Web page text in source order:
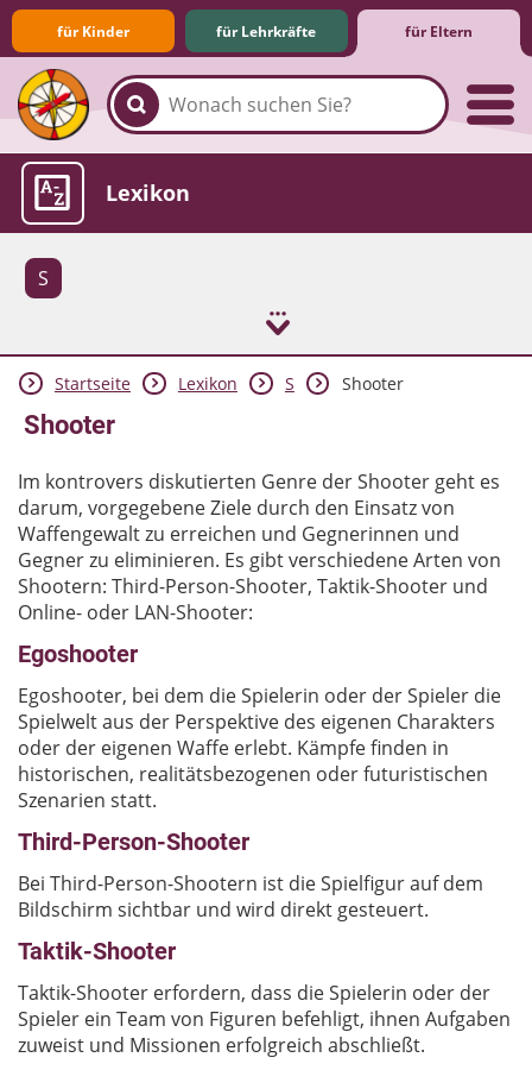
für Kinder für Lehrkräfte für Eltern
Familie & Medien
Spieletipps & Lernsoftware
Die Jüngsten im Netz
Lexikon
S
Aktuelles
Startseite Lexikon S Shooter
Shooter
Im kontrovers diskutierten Genre der Shooter geht es
darum, vorgegebene Ziele durch den Einsatz von
Waffengewalt zu erreichen und Gegnerinnen und
Gegner zu eliminieren. Es gibt verschiedene Arten von
Shootern: Third-Person-Shooter, Taktik-Shooter und
Online- oder LAN-Shooter:
Egoshooter
Egoshooter, bei dem die Spielerin oder der Spieler die
Spielwelt aus der Perspektive des eigenen Charakters
oder der eigenen Waffe erlebt. Kämpfe finden in
historischen, realitätsbezogenen oder futuristischen
Szenarien statt.
Third-Person-Shooter
Bei Third-Person-Shootern ist die Spielfigur auf dem
Bildschirm sichtbar und wird direkt gesteuert.
Taktik-Shooter
Taktik-Shooter erfordern, dass die Spielerin oder der
Spieler ein Team von Figuren befehligt, ihnen Aufgaben
zuweist und Missionen erfolgreich abschließt.